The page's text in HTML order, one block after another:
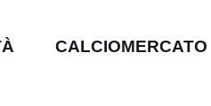
CALCIOMERCATO